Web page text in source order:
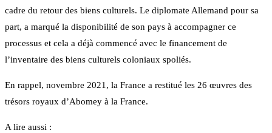
cadre du retour des biens culturels. Le diplomate Allemand pour sa
part, a marqué la disponibilité de son pays à accompagner ce
processus et cela a déjà commencé avec le financement de
l’inventaire des biens culturels coloniaux spoliés.
En rappel, novembre 2021, la France a restitué les 26 œuvres des
trésors royaux d’Abomey à la France.
A lire aussi :